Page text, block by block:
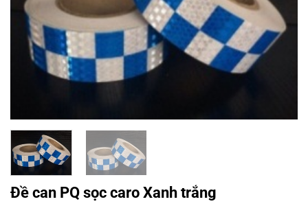
Đề can PQ sọc caro Xanh trắng